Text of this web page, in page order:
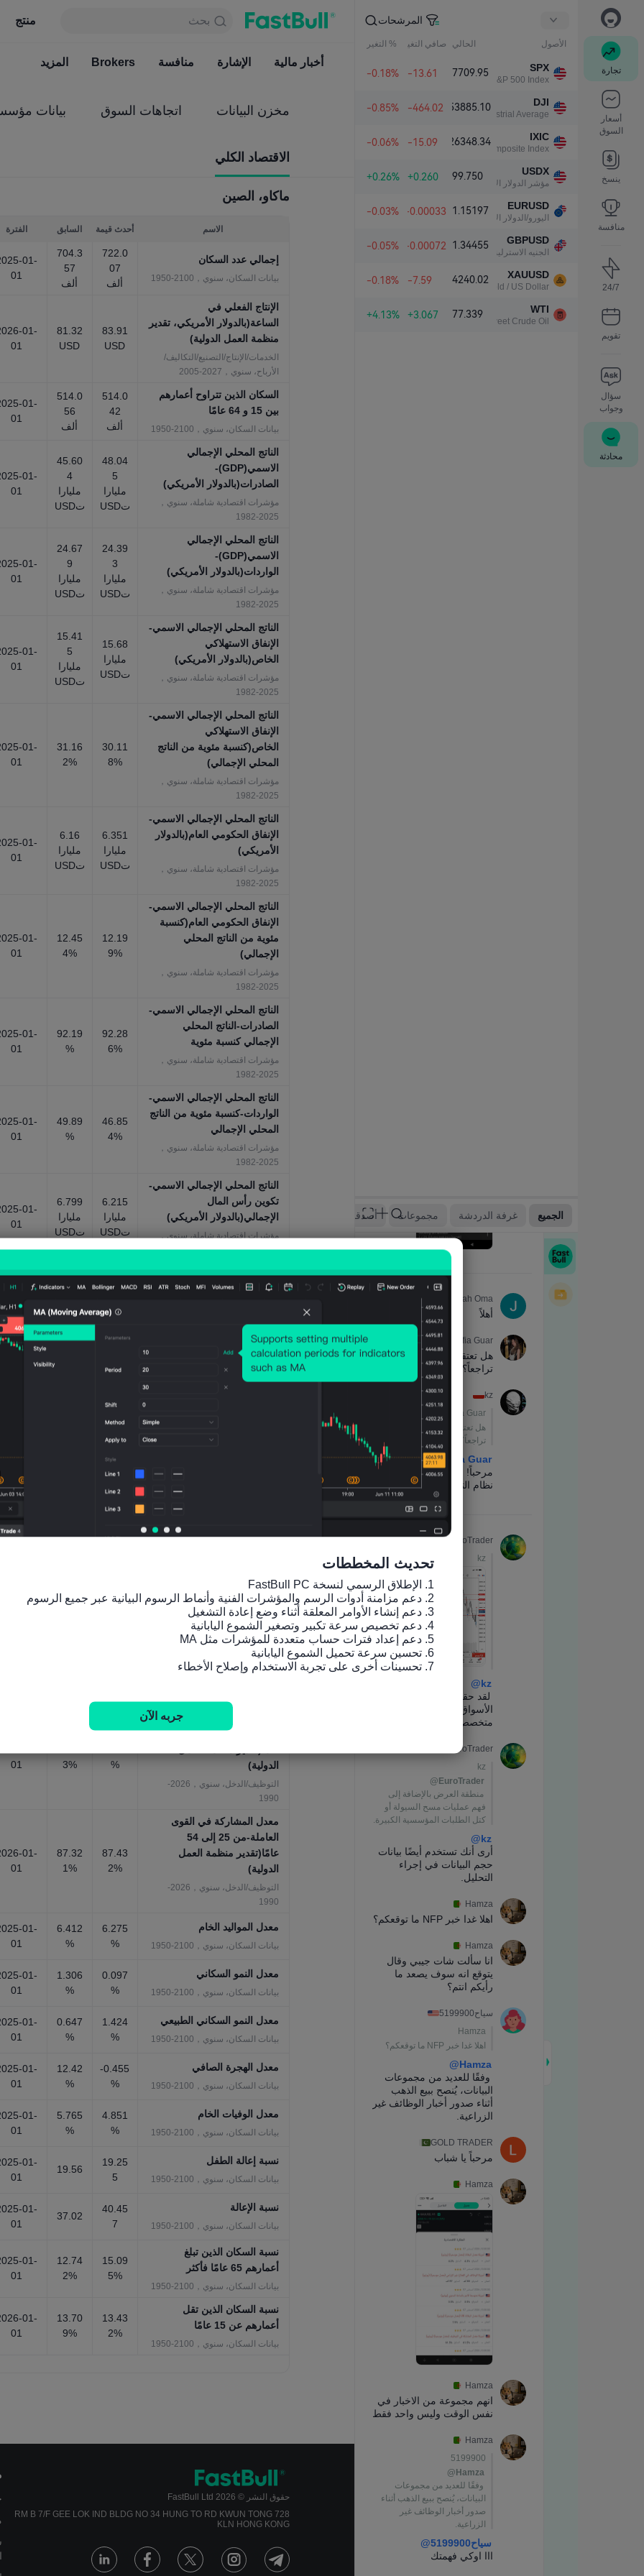
تجارة
أسعار
السوق
ينسخ
منافسة
24/7
تقويم
سؤال
وجواب
محادثة
المرشحات
الأصول الحالي صافي التغير % التغير
SPX
S&P 500 Index
7709.95
-13.61
-0.18%
DJI
Dow Jones Industrial Average
53885.10
-464.02
-0.85%
IXIC
NASDAQ Composite Index
26348.34
-15.09
-0.06%
USDX
مؤشر الدولار الأمريكي
99.750
+0.260
+0.26%
EURUSD
اليورو/الدولار الأمريكي
1.15197
-0.00033
-0.03%
GBPUSD
الجنيه الاسترليني/الدولار الأمريكي
1.34455
-0.00072
-0.05%
XAUUSD
Gold / US Dollar
4240.02
-7.59
-0.18%
WTI
Light Sweet Crude Oil
77.339
+3.067
+4.13%
بحث منتج
أخبار مالية الإشارة منافسة
بحث
دائما مجاني
أخبار مالية الإشارة منافسة Brokers المزيد
مخزن البيانات اتجاهات السوق بيانات
الاقتصاد الكلي
ماكاو، الصين
الاسم أحدث قيمة السابق الفترة
إجمالي عدد السكان
بيانات السكان، سنوي，2100-1950
722.0
07
ألف
704.3
57
ألف
01-
01
الإنتاج الفعلي في
الساعة(بالدولار الأمريكي، تقدير
منظمة العمل الدولية)
الخدمات/الإنتاج/التصنيع/التكاليف/
الأرباح، سنوي，2027-2005
83.91
USD
81.32
USD
01-
01
السكان الذين تتراوح أعمارهم
بين 15 و 64 عامًا
بيانات السكان، سنوي，2100-1950
514.0
42
ألف
514.0
56
ألف
01-
01
الناتج المحلي الإجمالي
الاسمي(GDP)-
الصادرات(بالدولار الأمريكي)
مؤشرات اقتصادية شاملة، سنوي，
2025-1982
48.04
5
مليارا
تUSD
45.60
4
مليارا
تUSD
01-
01
الناتج المحلي الإجمالي
الاسمي(GDP)-
الواردات(بالدولار الأمريكي)
مؤشرات اقتصادية شاملة، سنوي，
2025-1982
24.39
3
مليارا
تUSD
24.67
9
مليارا
تUSD
01-
01
الناتج المحلي الإجمالي الاسمي-
الإنفاق الاستهلاكي
الخاص(بالدولار الأمريكي)
مؤشرات اقتصادية شاملة، سنوي，
2025-1982
15.68
مليارا
تUSD
15.41
5
مليارا
تUSD
01-
01
الناتج المحلي الإجمالي الاسمي-
الإنفاق الاستهلاكي
الخاص(كنسبة مئوية من الناتج
المحلي الإجمالي)
مؤشرات اقتصادية شاملة، سنوي，
2025-1982
30.11
8%
31.16
2%
01-
01
الناتج المحلي الإجمالي الاسمي-
الإنفاق الحكومي العام(بالدولار
الأمريكي)
مؤشرات اقتصادية شاملة، سنوي，
2025-1982
6.351
مليارا
تUSD
6.16
مليارا
تUSD
01-
01
الناتج المحلي الإجمالي الاسمي-
الإنفاق الحكومي العام(كنسبة
مئوية من الناتج المحلي
الإجمالي)
مؤشرات اقتصادية شاملة، سنوي，
2025-1982
12.19
9%
12.45
4%
01-
01
الناتج المحلي الإجمالي الاسمي-
الصادرات-الناتج المحلي
الإجمالي كنسبة مئوية
مؤشرات اقتصادية شاملة، سنوي，
2025-1982
92.28
6%
92.19
%
01-
01
الناتج المحلي الإجمالي الاسمي-
الواردات-كنسبة مئوية من الناتج
المحلي الإجمالي
مؤشرات اقتصادية شاملة، سنوي，
2025-1982
46.85
4%
49.89
%
01-
01
الناتج المحلي الإجمالي الاسمي-
تكوين رأس المال
الإجمالي(بالدولار الأمريكي)
مؤشرات اقتصادية شاملة، سنوي，
2025-1982
6.215
مليارا
تUSD
6.799
مليارا
تUSD
01-
01
الناتج المحلي الإجمالي الاسمي-
تكوين رأس المال
مؤشرات اقتصادية شاملة، سنوي，
2025-1982
7%
4%
01-
01
دعم كبار السن
بيانات السكان، سنوي，2100-1950
39.57
4
83.41
5
01-
01
05-
معدل الخصوبة
بيانات السكان، سنوي，2100-1950
%
%
معدل المشاركة في القوى
العاملة-15 عامًا فأكثر(تقدير
منظمة العمل الدولية)
معدل المشاركة في القوى
العاملة-من 15 إلى 64
الدولية)
التوظيف/الدخل، سنوي，2026-
1990
%
3%
01
معدل المشاركة في القوى
العاملة-من 25 إلى 54
عامًا(تقدير منظمة العمل
الدولية)
التوظيف/الدخل، سنوي，2026-
1990
87.43
2%
87.32
1%
01-
01
معدل المواليد الخام
بيانات السكان، سنوي，2100-1950
6.275
%
6.412
%
01-
01
معدل النمو السكاني
بيانات السكان، سنوي，2100-1950
0.097
%
1.306
%
01-
01
معدل النمو السكاني الطبيعي
بيانات السكان، سنوي，2100-1950
1.424
%
0.647
%
01-
01
معدل الهجرة الصافي
بيانات السكان، سنوي，2100-1950
-0.455
%
12.42
%
01-
01
معدل الوفيات الخام
بيانات السكان، سنوي，2100-1950
4.851
%
5.765
%
01-
01
نسبة إعالة الطفل
بيانات السكان، سنوي，2100-1950
19.25
5
19.56
01-
01
نسبة الإعالة
بيانات السكان، سنوي，2100-1950
40.45
7
37.02
01-
01
نسبة السكان الذين تبلغ
أعمارهم 65 عامًا فأكثر
بيانات السكان، سنوي，2100-1950
15.09
5%
12.74
2%
01-
01
نسبة السكان الذين تقل
أعمارهم عن 15 عامًا
بيانات السكان، سنوي，2100-1950
13.43
2%
13.70
9%
01-
01
حقوق النشر © 2026 FastBull Ltd
728 RM B 7/F GEE LOK IND BLDG NO 34 HUNG TO RD KWUN TONG
KLN HONG KONG
تحديث المخططات
7. تحسينات أخرى على تجربة الاستخدام وإصلاح الأخطاء
جربه الآن